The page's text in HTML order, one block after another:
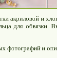
акриловой и
для обвязки.
фотографий и